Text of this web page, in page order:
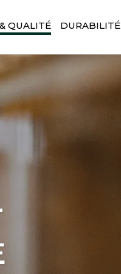
QUALITÉ DURABILITÉ